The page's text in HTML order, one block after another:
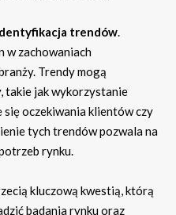
trendów.
w zachowaniach
Trendy mogą
takie jak wykorzystanie
oczekiwania klientów czy
tych trendów pozwala na
rynku.
kluczową kwestią, którą
badania rynku oraz